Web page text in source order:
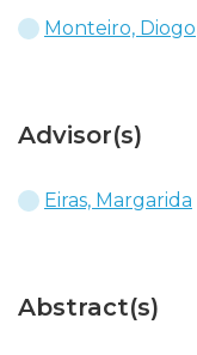
Monteiro, Diogo
Advisor(s)
Eiras, Margarida
Abstract(s)